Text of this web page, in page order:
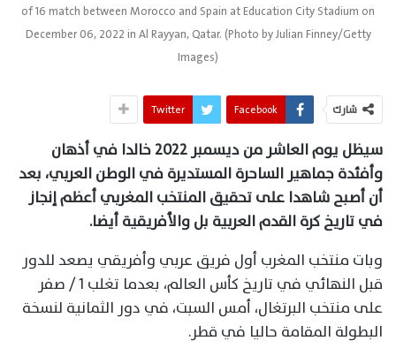
of 16 match between Morocco and Spain at Education City Stadium on
December 06, 2022 in Al Rayyan, Qatar. (Photo by Julian Finney/Getty
Images)
شارك Facebook
Twitter
سيظل يوم العاشر من ديسمبر 2022 خالدا في أذهان
وأفئدة جماهير الساحرة المستديرة في الوطن العربي، بعد
أن أصبح شاهدا على تحقيق المنتخب المغربي أعظم إنجاز
في تاريخ كرة القدم العربية بل والأفريقية أيضا.
وبات منتخب المغرب أول فريق عربي وأفريقي يصعد للدور
قبل النهائي في تاريخ كأس العالم، بعدما تغلب 1 / صفر
على منتخب البرتغال، أمس السبت، في دور الثمانية لنسخة
البطولة المقامة حاليا في قطر.